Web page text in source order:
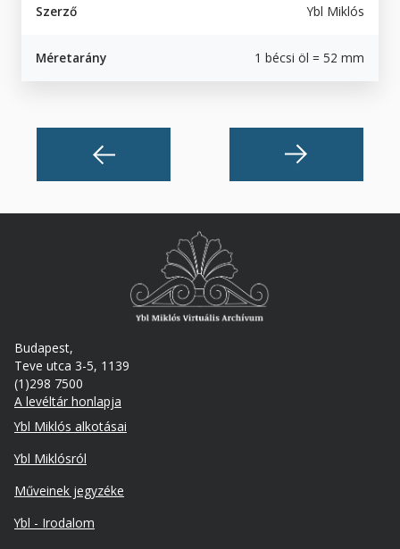
Szerző Ybl Miklós
Méretarány 1 bécsi öl = 52 mm
Budapest,
Teve utca 3-5, 1139
(1)298 7500
A levéltár honlapja
Footer
Ybl Miklós alkotásai
Ybl Miklósról
Műveinek jegyzéke
Ybl - Irodalom